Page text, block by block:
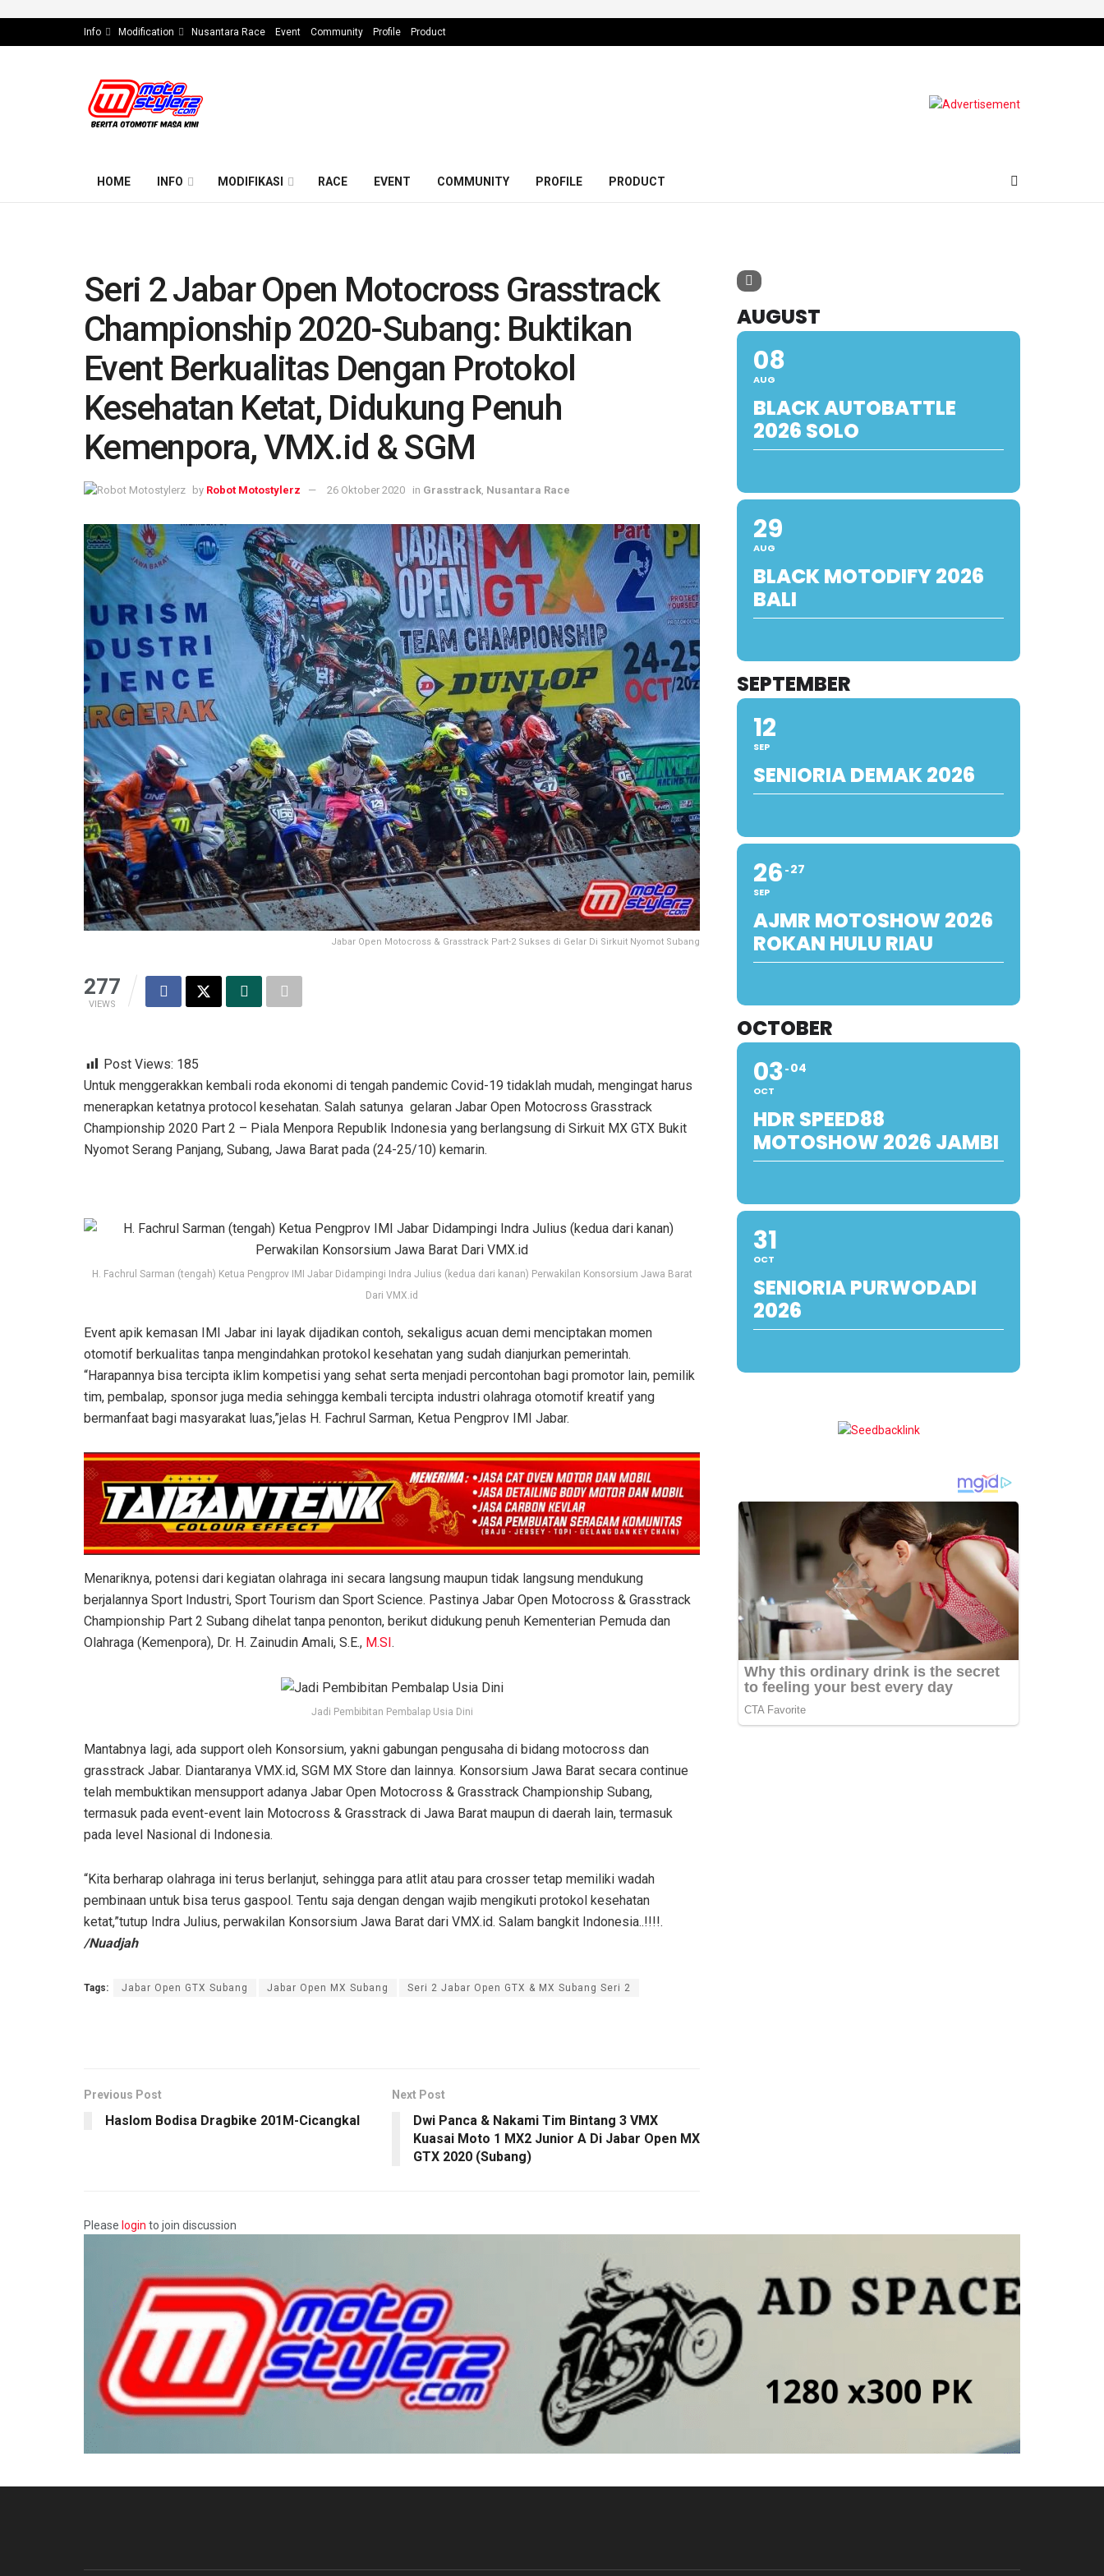
Info Modification Nusantara Race Event Community Profile Product
HOME INFO MODIFIKASI RACE EVENT COMMUNITY PROFILE PRODUCT
Seri 2 Jabar Open Motocross Grasstrack
Championship 2020-Subang: Buktikan
Event Berkualitas Dengan Protokol
Kesehatan Ketat, Didukung Penuh
Kemenpora, VMX.id & SGM
by Robot Motostylerz 26 Oktober 2020 in Grasstrack Nusantara Race
Jabar Open Motocross & Grasstrack Part-2 Sukses di Gelar Di Sirkuit Nyomot Subang
277
VIEWS
Post Views: 185
Untuk menggerakkan kembali roda ekonomi di tengah pandemic Covid-19 tidaklah mudah, mengingat harus
menerapkan ketatnya protocol kesehatan. Salah satunya gelaran Jabar Open Motocross Grasstrack
Championship 2020 Part 2 – Piala Menpora Republik Indonesia yang berlangsung di Sirkuit MX GTX Bukit
Nyomot Serang Panjang, Subang, Jawa Barat pada (24-25/10) kemarin.
H. Fachrul Sarman (tengah) Ketua Pengprov IMI Jabar Didampingi Indra Julius (kedua dari kanan) Perwakilan Konsorsium Jawa Barat
Dari VMX.id
Event apik kemasan IMI Jabar ini layak dijadikan contoh, sekaligus acuan demi menciptakan momen
otomotif berkualitas tanpa mengindahkan protokol kesehatan yang sudah dianjurkan pemerintah.
“Harapannya bisa tercipta iklim kompetisi yang sehat serta menjadi percontohan bagi promotor lain, pemilik
tim, pembalap, sponsor juga media sehingga kembali tercipta industri olahraga otomotif kreatif yang
bermanfaat bagi masyarakat luas,”jelas H. Fachrul Sarman, Ketua Pengprov IMI Jabar.
Menariknya, potensi dari kegiatan olahraga ini secara langsung maupun tidak langsung mendukung
berjalannya Sport Industri, Sport Tourism dan Sport Science. Pastinya Jabar Open Motocross & Grasstrack
Championship Part 2 Subang dihelat tanpa penonton, berikut didukung penuh Kementerian Pemuda dan
Olahraga (Kemenpora), Dr. H. Zainudin Amali, S.E., M.SI .
Jadi Pembibitan Pembalap Usia Dini
Mantabnya lagi, ada support oleh Konsorsium, yakni gabungan pengusaha di bidang motocross dan
grasstrack Jabar. Diantaranya VMX.id, SGM MX Store dan lainnya. Konsorsium Jawa Barat secara continue
telah membuktikan mensupport adanya Jabar Open Motocross & Grasstrack Championship Subang,
termasuk pada event-event lain Motocross & Grasstrack di Jawa Barat maupun di daerah lain, termasuk
pada level Nasional di Indonesia.
“Kita berharap olahraga ini terus berlanjut, sehingga para atlit atau para crosser tetap memiliki wadah
pembinaan untuk bisa terus gaspool. Tentu saja dengan dengan wajib mengikuti protokol kesehatan
ketat,”tutup Indra Julius, perwakilan Konsorsium Jawa Barat dari VMX.id. Salam bangkit Indonesia..!!!!.
/Nuadjah
Tags: Jabar Open GTX Subang Jabar Open MX Subang Seri 2 Jabar Open GTX & MX Subang Seri 2
Previous Post
Haslom Bodisa Dragbike 201M-Cicangkal
Next Post
Dwi Panca & Nakami Tim Bintang 3 VMX
Kuasai Moto 1 MX2 Junior A Di Jabar Open MX
GTX 2020 (Subang)
Please login to join discussion
AUGUST
08
AUG
BLACK AUTOBATTLE
2026 SOLO
29
AUG
BLACK MOTODIFY 2026
BALI
SEPTEMBER
12
SEP
SENIORIA DEMAK 2026
26
SEP
27
AJMR MOTOSHOW 2026
ROKAN HULU RIAU
OCTOBER
03
OCT
04
HDR SPEED88
MOTOSHOW 2026 JAMBI
31
OCT
SENIORIA PURWODADI
2026